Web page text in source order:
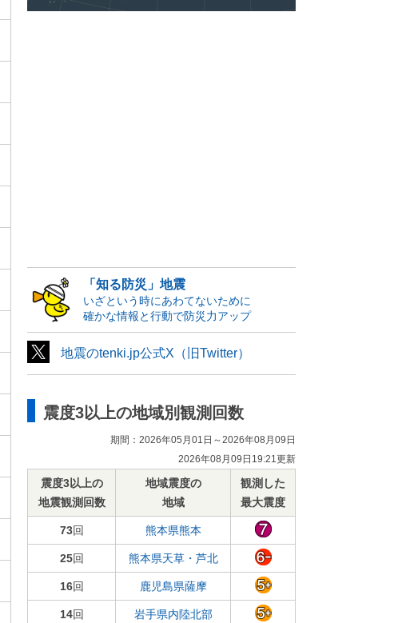
「知る防災」地震
いざという時にあわてないために
確かな情報と行動で防災力アップ
地震のtenki.jp公式X（旧Twitter）
震度3以上の地域別観測回数
期間：2026年05月01日～2026年08月09日
2026年08月09日19:21更新
震度3以上の
地震観測回数
地域震度の
地域
観測した
最大震度
73回 熊本県熊本
25回 熊本県天草・芦北
16回 鹿児島県薩摩
14回 岩手県内陸北部